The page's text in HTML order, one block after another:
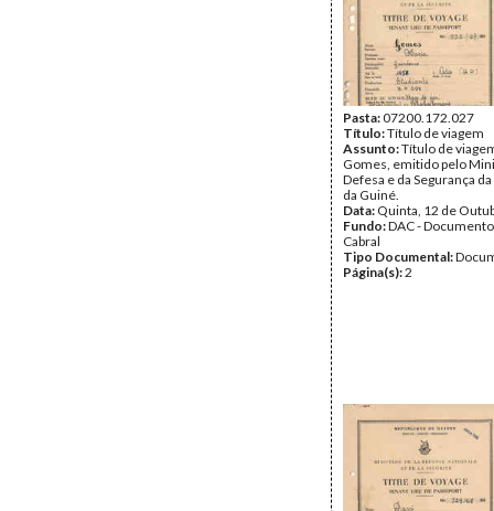
Pasta:07200.172.027
Título:Título de viagem
Assunto:Título de
Gomes, emitido pelo
Defesa e da Segurança
da Guiné.
Data: Quinta, 12 de
Fundo:DAC -
Cabral
Tipo Documental:
Página(s):2